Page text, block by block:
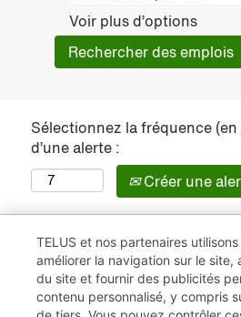
Voir plus d’options
Sélectionnez la fréquence
d’une alerte :
Créer une
TELUS et nos partenaires
améliorer la navigation sur le site,
du site et fournir des publicités
contenu personnalisé, y compris